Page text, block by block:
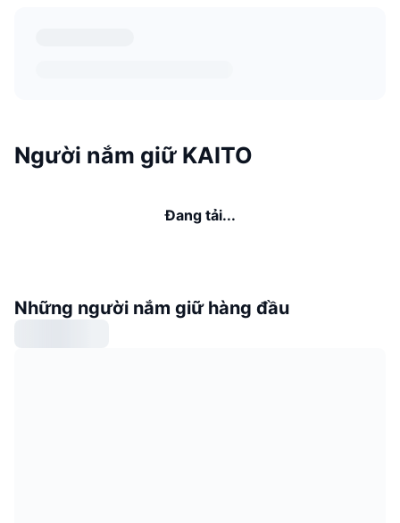
Người nắm giữ KAITO
Đang tải...
Những người nắm giữ hàng đầu